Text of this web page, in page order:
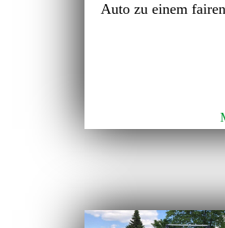
Auto zu einem